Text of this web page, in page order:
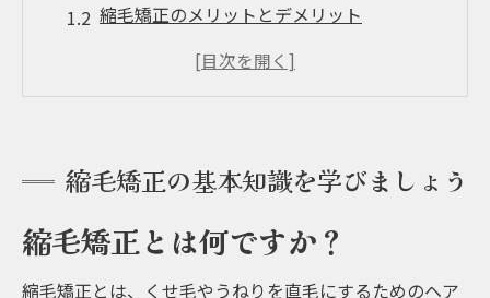
縮毛矯正のメリットとデメリット
縮毛矯正の施術プロセス
縮毛矯正の持続期間とメンテナンス方法
京都府で人気の縮毛矯正サロンの選び方
信頼できる縮毛矯正サロンの特徴
縮毛矯正の基本知識を学びましょう
縮毛矯正とは何ですか？
縮毛矯正とは、くせ毛やうねりを直毛にするためのヘア